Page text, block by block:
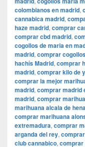
colombianos en madrid,
cannabica madrid,
haze madrid, comprar
comprar cbd madrid,
cogollos de maria en
madrid, comprar
hachís Madrid, comprar
madrid, comprar kilo de
comprar la mejor
madrid, comprar madrid
madrid, comprar
marihuana alcala de
comprar marihuana
extremadura, comprar
arganda del rey,
club cannabico, comprar